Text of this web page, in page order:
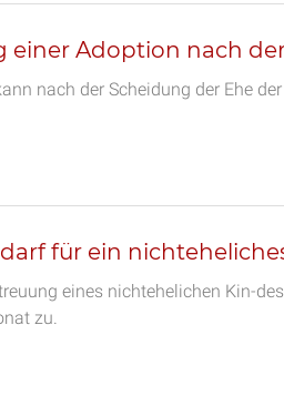
einer Adoption nach
nach der Scheidung der Ehe
für ein
eines nichtehelichen Kin-
zu.